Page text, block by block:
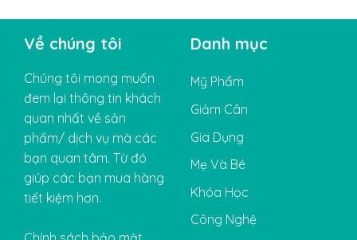
Về chúng tôi
Chúng tôi mong muốn
đem lại thông tin khách
quan nhất về sản
phẩm/ dịch vụ mà các
bạn quan tâm. Từ đó
giúp các bạn mua hàng
tiết kiệm hơn.
Danh mục
Mỹ Phẩm
Giảm Cân
Gia Dụng
Mẹ Và Bé
Khóa Học
Công Nghệ